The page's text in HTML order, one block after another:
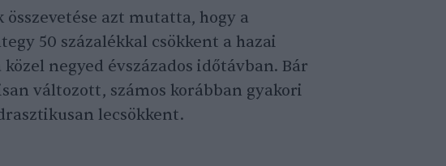
azt mutatta, hogy a
50 százalékkal csökkent a hazai
negyed évszázados időtávban. Bár
változott, számos korábban gyakori
lecsökkent.